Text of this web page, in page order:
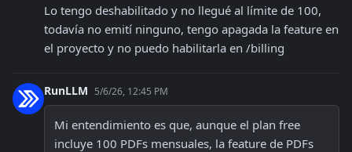
Lo tengo deshabilitado y no llegué al límite de 100,
todavía no emití ninguno, tengo apagada la feature en
el proyecto y no puedo habilitarla en /billing
RunLLM 5/6/26, 12:45 PM
Mi entendimiento es que, aunque el plan free
incluye 100 PDFs mensuales, la feature de PDFs